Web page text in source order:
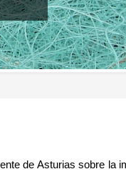
de Asturias sobre la